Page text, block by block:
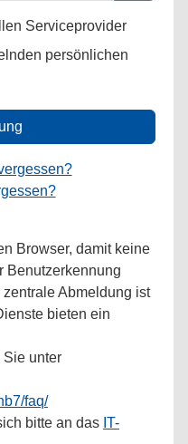
Serviceprovider
persönlichen
Browser, damit keine
Benutzerkennung
Abmeldung ist
bieten ein
Sie unter
faq/
bitte an das IT-